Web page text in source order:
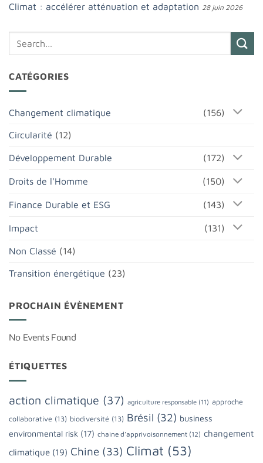
Climat : accélérer atténuation et adaptation 28 juin 2026
CATÉGORIES
Changement climatique (156)
Circularité (12)
Développement Durable (172)
Droits de l'Homme (150)
Finance Durable et ESG (143)
Impact (131)
Non Classé (14)
Transition énergétique (23)
PROCHAIN ÉVÈNEMENT
No Events Found
ÉTIQUETTES
action climatique (37) agriculture responsable (11) approche
collaborative (13) biodiversité (13) Brésil (32) business
environmental risk (17) chaine d'apprivoisonnement (12) changement
climatique (19) Chine (33) Climat (53)